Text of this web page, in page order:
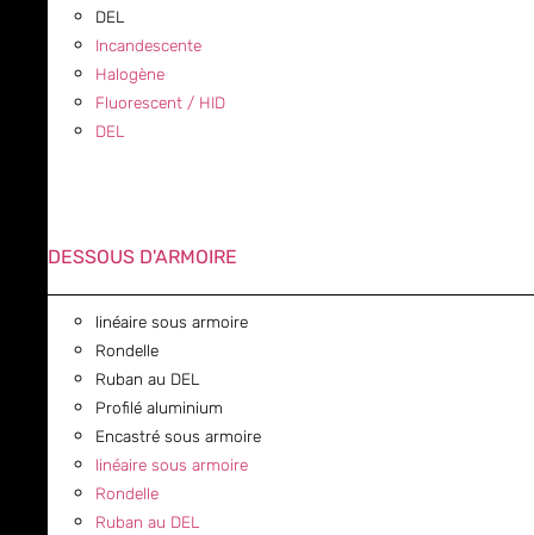
DEL
Incandescente
Halogène
Fluorescent / HID
DEL
DESSOUS D'ARMOIRE
linéaire sous armoire
Rondelle
Ruban au DEL
Profilé aluminium
Encastré sous armoire
linéaire sous armoire
Rondelle
Ruban au DEL